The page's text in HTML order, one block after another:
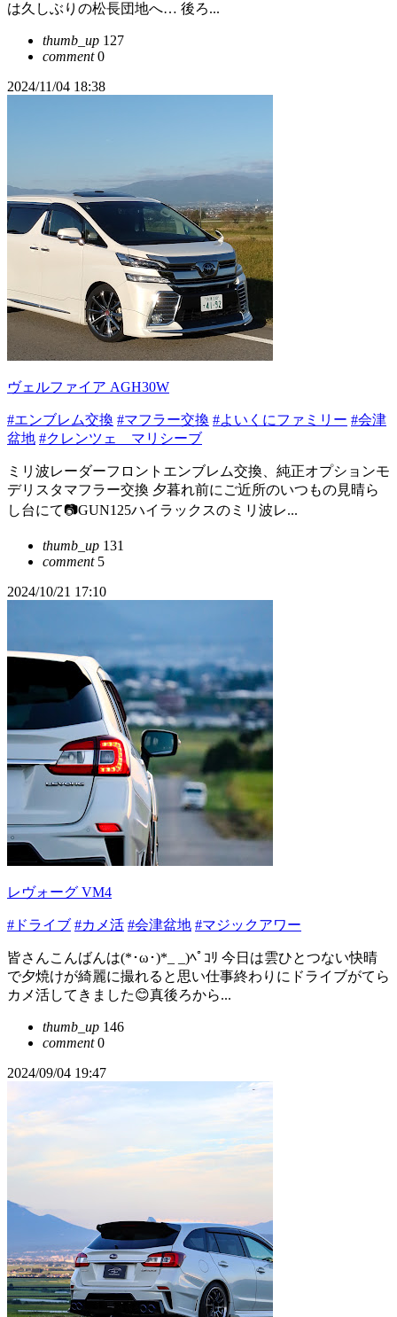
は久しぶりの松長団地へ… 後ろ...
thumb_up 127
comment0
2024/11/04 18:38
ヴェルファイア AGH30W
#エンブレム交換 #マフラー交換 #よいくにファミリー #会津
盆地 #クレンツェ マリシーブ
ミリ波レーダーフロントエンブレム交換、純正オプションモ
デリスタマフラー交換 夕暮れ前にご近所のいつもの見晴ら
し台にて📷️GUN125ハイラックスのミリ波レ...
thumb_up 131
comment5
2024/10/21 17:10
レヴォーグ VM4
#ドライブ #カメ活 #会津盆地 #マジックアワー
皆さんこんばんは(*･ω･)*_ _)ﾍﾟｺﾘ 今日は雲ひとつない快晴
で夕焼けが綺麗に撮れると思い仕事終わりにドライブがてら
カメ活してきました😊真後ろから...
thumb_up 146
comment0
2024/09/04 19:47